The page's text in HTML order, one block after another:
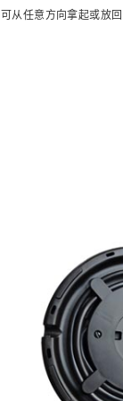
可从任意方向拿起或放